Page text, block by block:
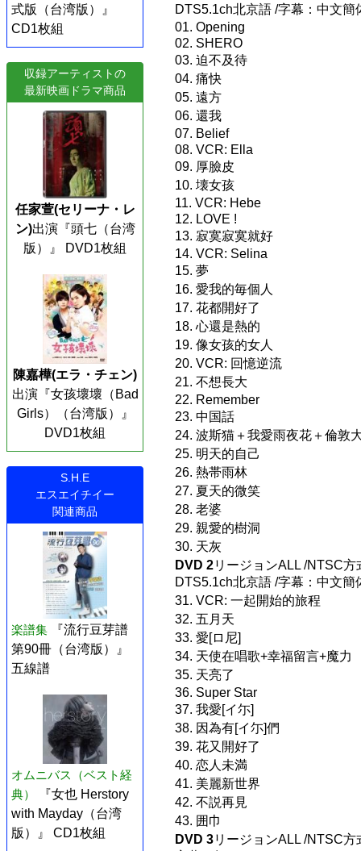
式版（台湾版）』
CD1枚組
収録アーティストの
最新映画ドラマ商品
任家萱(セリーナ・レ
ン)出演『頭七（台湾
版）』 DVD1枚組
陳嘉樺(エラ・チェン)
出演『女孩壞壞（Bad
Girls）（台湾版）』
DVD1枚組
S.H.E
エスエイチイー
関連商品
楽譜集
『流行豆芽譜
第90冊（台湾版）』
五線譜
オムニバス（ベスト経
典）
『女也 Herstory
with Mayday（台湾
版）』 CD1枚組
DTS5.1ch北京語 /字幕：中文簡
01. Opening
02. SHERO
03. 迫不及待
04. 痛快
05. 遠方
06. 還我
07. Belief
08. VCR: Ella
09. 厚臉皮
10. 壊女孩
11. VCR: Hebe
12. LOVE !
13. 寂寞寂寞就好
14. VCR: Selina
15. 夢
16. 愛我的毎個人
17. 花都開好了
18. 心還是熱的
19. 像女孩的女人
20. VCR: 回憶逆流
21. 不想長大
22. Remember
23. 中国話
24. 波斯猫＋我愛雨夜花＋倫敦
25. 明天的自己
26. 熱帯雨林
27. 夏天的微笑
28. 老婆
29. 親愛的樹洞
30. 天灰
DVD 2リージョンALL /NTSC
DTS5.1ch北京語 /字幕：中文簡
31. VCR: 一起開始的旅程
32. 五月天
33. 愛[ロ尼]
34. 天使在唱歌+幸福留言+魔力
35. 天亮了
36. Super Star
37. 我愛[イ尓]
38. 因為有[イ尓]們
39. 花又開好了
40. 恋人未満
41. 美麗新世界
42. 不説再見
43. 囲巾
DVD 3リージョンALL /NTSC